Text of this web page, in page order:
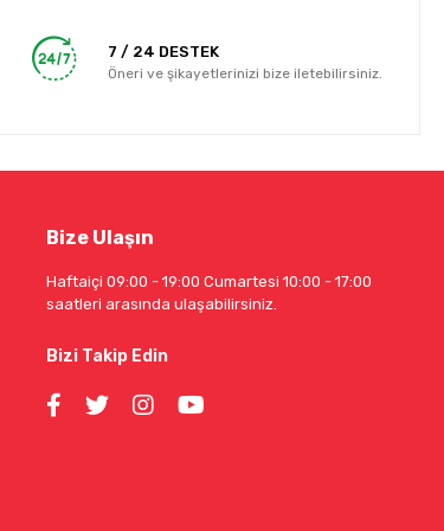
7 / 24 DESTEK
Öneri ve şikayetlerinizi bize iletebilirsiniz.
Bize Ulaşın
Haftaiçi 09:00 - 19:00 Cumartesi 10:00 - 17:00
saatleri arasında ulaşabilirsiniz.
Bizi Takip Edin